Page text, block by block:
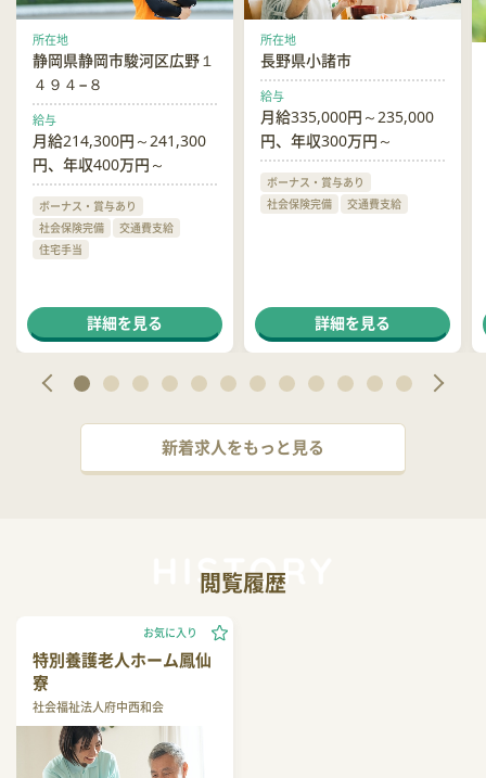
所在地
静岡県静岡市駿河区広野１
４９４−８
給与
月給214,300円～241,300
円、年収400万円～
ボーナス・賞与あり
社会保険完備
交通費支給
住宅手当
詳細を見る
所在地
長野県小諸市
給与
月給335,000円～235,000
円、年収300万円～
ボーナス・賞与あり
社会保険完備
交通費支給
詳細を見る
新着求人をもっと見る
閲覧履歴
特別養護老人ホーム鳳仙
寮
社会福祉法人府中西和会
お気に入り